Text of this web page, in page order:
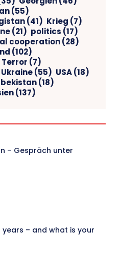
(55)
(41) Krieg (7)
(21) politics (17)
cooperation(28)
(102)
Terror (7)
Ukraine(55) USA(18)
(18)
(137)
– Gespräch unter
years – and what is your